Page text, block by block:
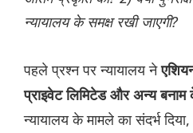
न्यायालय के समक्ष रखी जाएगी?
पहले प्रश्न पर न्यायालय ने
प्राइवेट लिमिटेड और अन्य बनाम
न्यायालय के मामले का संदर्भ